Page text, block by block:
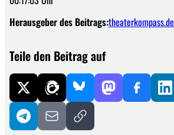
Herausgeber des Beitrags:theaterkompass.de
Teile den Beitrag auf